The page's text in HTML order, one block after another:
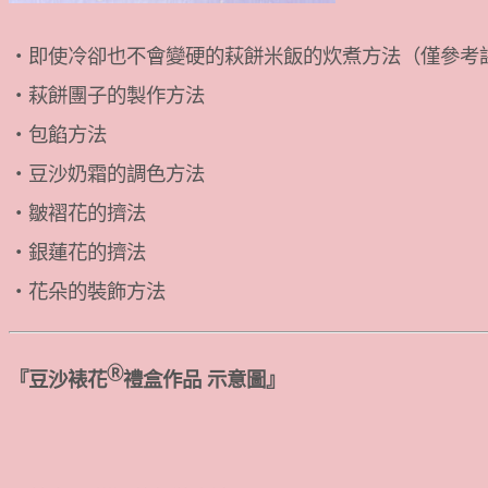
・即使冷卻也不會變硬的萩餅米飯的炊煮方法（僅參考
・萩餅團子的製作方法
・包餡方法
・豆沙奶霜的調色方法
・皺褶花的擠法
・銀蓮花的擠法
・花朵的裝飾方法
『豆沙裱花Ⓡ禮盒作品 示意圖』